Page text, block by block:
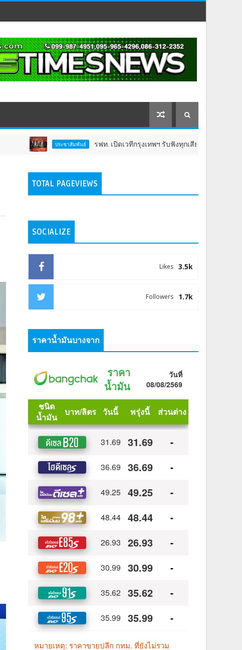
รฟท. เปิดเวทีกรุงเทพฯ รับฟังทุกเสียงต่อโครงการรถไฟฟ้าวงเวียนใ
TOTAL PAGEVIEWS
SOCIALIZE
3.5k
Likes
1.7k
Followers
ราคาน้ำมันบางจาก